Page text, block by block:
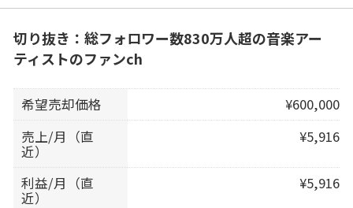
切り抜き：総フォロワー数830万人超の音楽アー
ティストのファンch
希望売却価格
¥600,000
売上/月（直
近）
¥5,916
利益/月（直
近）
¥5,916